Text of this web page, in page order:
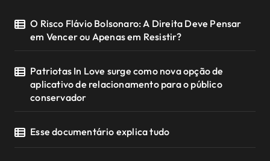
O Risco Flávio Bolsonaro: A Direita Deve Pensar
em Vencer ou Apenas em Resistir?
Patriotas In Love surge como nova opção de
aplicativo de relacionamento para o público
conservador
Esse documentário explica tudo